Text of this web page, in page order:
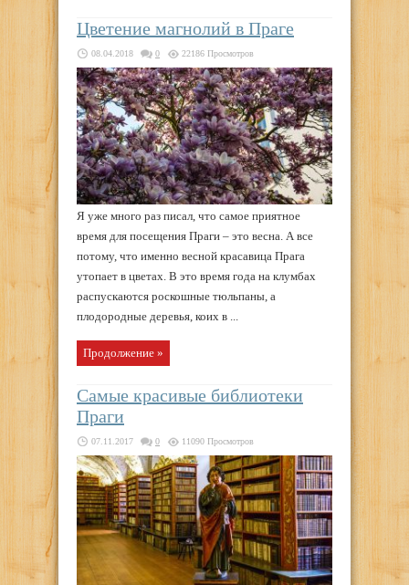
Цветение магнолий в Праге
08.04.2018 0 22186 Просмотров
Я уже много раз писал, что самое приятное
время для посещения Праги – это весна. А все
потому, что именно весной красавица Прага
утопает в цветах. В это время года на клумбах
распускаются роскошные тюльпаны, а
плодородные деревья, коих в ...
Продолжение »
Самые красивые библиотеки
Праги
07.11.2017 0 11090 Просмотров